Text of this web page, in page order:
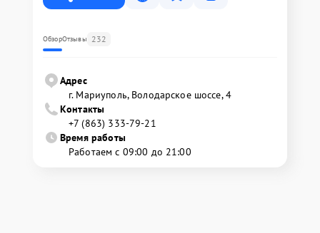
ОбзорОтзывы 232
Адрес
г. Мариуполь, Володарское шоссе, 4
Контакты
+7 (863) 333-79-21
Время работы
Работаем с 09:00 до 21:00